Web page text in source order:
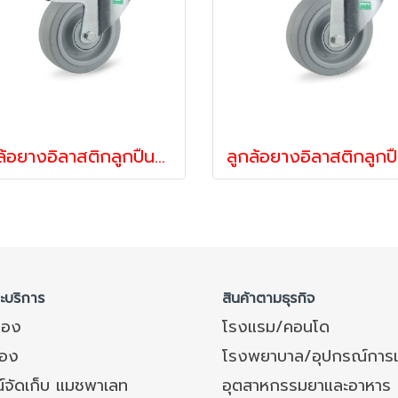
ลูกล้อยางอิลาสติกลูกปืนตลับ ล้อยาง ล้อไม่ทำพื้นเป็นรอย รับน้ำหนัก 250-450 กก.รูเบรก รุ่น UFP ยี่ห้อ TENTE 13230,13247,13254
บริการ สินค้าตามธุรกิจ
ง
โรงแรม/คอนโด
ง
โรงพยาบาล/อุปกรณ์กา
ดเก็บ แมชพาเลท
อุตสาหกรรมยาและอาหาร